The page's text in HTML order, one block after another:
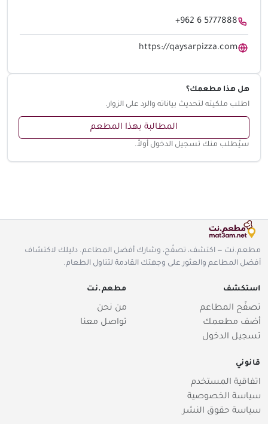
+962 6 5777888
https://qaysarpizza.com
هل هذا مطعمك؟
اطلب ملكيته لتحديث بياناته والرد على الزوار.
المطالبة بهذا المطعم
سيُطلب منك تسجيل الدخول أولاً.
مطعم.نت — اكتشف، تصفّح، وشارك أفضل المطاعم. دليلك لاكتشاف
أفضل المطاعم والعثور على وجهتك القادمة لتناول الطعام.
استكشف
تصفّح المطاعم
أضف مطعمك
تسجيل الدخول
مطعم.نت
من نحن
تواصل معنا
قانوني
اتفاقية المستخدم
سياسة الخصوصية
سياسة حقوق النشر